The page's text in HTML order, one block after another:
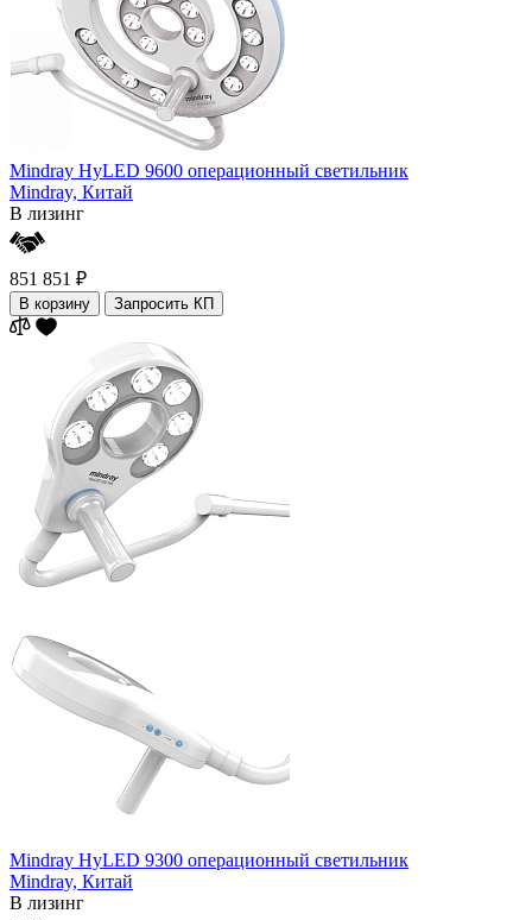
Mindray HyLED 9600 операционный светильник
Mindray, Китай
В лизинг
851 851 ₽
В корзину Запросить КП
Mindray HyLED 9300 операционный светильник
Mindray, Китай
В лизинг